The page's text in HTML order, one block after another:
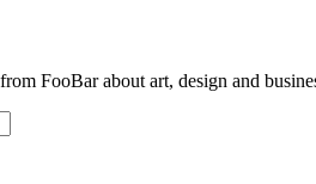
FooBar about art, design and